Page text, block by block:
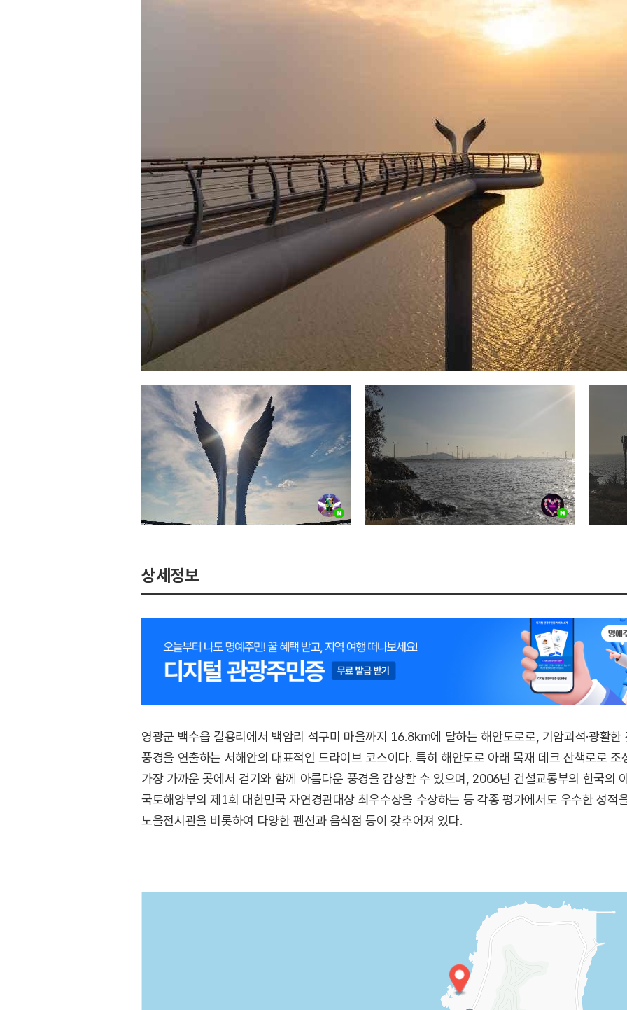
상세정보
영광군 백수읍 길용리에서 백암리 석구미 마을까지 16.8㎞에 달하는 해안도로로, 기암괴석·광활한
풍경을 연출하는 서해안의 대표적인 드라이브 코스이다. 특히 해안도로 아래 목재 데크 산책로로
가장 가까운 곳에서 걷기와 함께 아름다운 풍경을 감상할 수 있으며, 2006년 건설교통부의 한국의
국토해양부의 제1회 대한민국 자연경관대상 최우수상을 수상하는 등 각종 평가에서도 우수한 성적
노을전시관을 비롯하여 다양한 펜션과 음식점 등이 갖추어져 있다.